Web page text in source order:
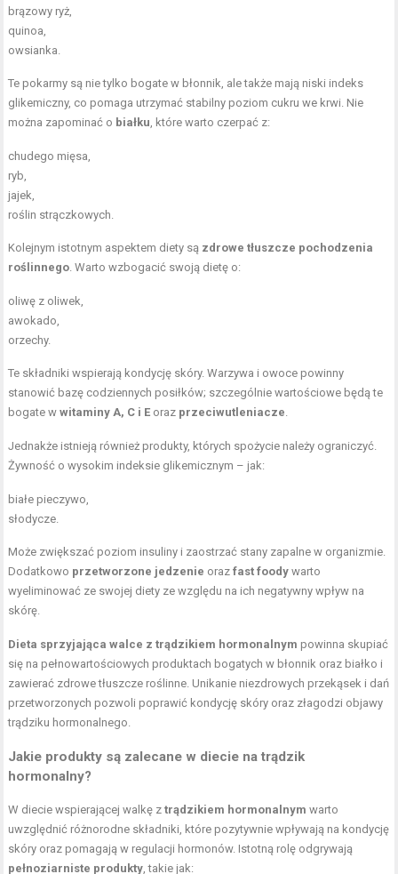
brązowy ryż,
quinoa,
owsianka.
Te pokarmy są nie tylko bogate w błonnik, ale także mają niski indeks
glikemiczny, co pomaga utrzymać stabilny poziom cukru we krwi. Nie
można zapominać o białku , które warto czerpać z:
chudego mięsa,
ryb,
jajek,
roślin strączkowych.
Kolejnym istotnym aspektem diety są zdrowe tłuszcze pochodzenia
roślinnego . Warto wzbogacić swoją dietę o:
oliwę z oliwek,
awokado,
orzechy.
Te składniki wspierają kondycję skóry. Warzywa i owoce powinny
stanowić bazę codziennych posiłków; szczególnie wartościowe będą te
bogate wwitaminy A, C i E oraz przeciwutleniacze
Jednakże istnieją również produkty, których spożycie należy ograniczyć.
Żywność o wysokim indeksie glikemicznym – jak:
białe pieczywo,
słodycze.
Może zwiększać poziom insuliny i zaostrzać stany zapalne w organizmie.
Dodatkowo przetworzone jedzenie orazfast foody warto
wyeliminować ze swojej diety ze względu na ich negatywny wpływ na
skórę.
Dieta sprzyjająca walce z trądzikiem hormonalnym powinna skupiać
się na pełnowartościowych produktach bogatych w błonnik oraz białko i
zawierać zdrowe tłuszcze roślinne . Unikanie niezdrowych przekąsek i dań
przetworzonych pozwoli poprawić kondycję skóry oraz złagodzi objawy
trądziku hormonalnego.
Jakie produkty są zalecane w diecie na trądzik
hormonalny?
W diecie wspierającej walkę ztrądzikiem hormonalnym warto
uwzględnić różnorodne składniki, które pozytywnie wpływają na kondycję
skóry oraz pomagają w regulacji hormonów. Istotną rolę odgrywają
pełnoziarniste produkty , takie jak: